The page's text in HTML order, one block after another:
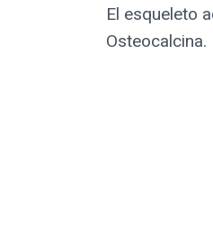
El esqueleto
Osteocalcina.